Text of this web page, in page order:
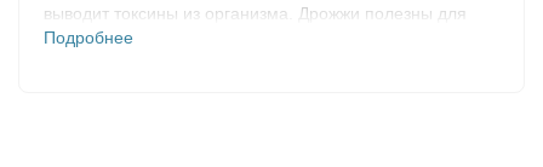
выводит токсины из организма. Дрожжи полезны для
кожи и шерсти, работы желудка и кишечника, укрепляют
Подробнее